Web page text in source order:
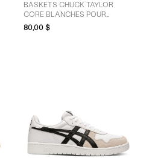
BASKETS CHUCK TAYLOR
CORE BLANCHES POUR
HOMMES
80,00 $